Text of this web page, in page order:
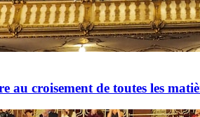
au croisement de toutes les